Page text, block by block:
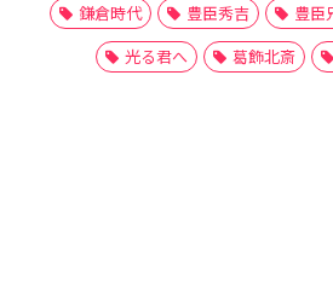
鎌倉時代 豊臣秀吉 豊臣
光る君へ
葛飾北斎